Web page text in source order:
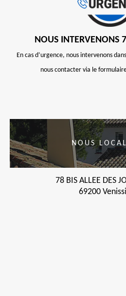
NOUS INTERVENONS
En cas d’urgence, nous intervenons
nous contacter via le
NOUS
78 BIS ALLEE DES
69200